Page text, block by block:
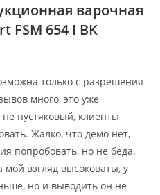
варочная
FSM 654 I BK
только с разрешения
много, это уже
не пустяковый, клиенты
Жалко, что демо нет,
попробовать, но не беда.
мой взгляд высоковаты, у
но и выводить он не